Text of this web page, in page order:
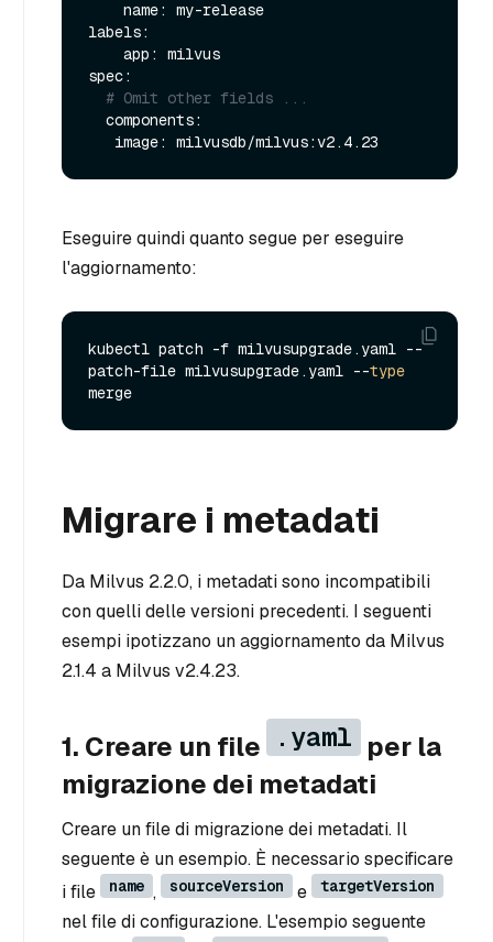
labels:
spec:
# Omit other fields ...
Eseguire quindi quanto segue per eseguire
l'aggiornamento:
kubectl patch -f milvusupgrade.yaml --
patch-file milvusupgrade.yaml --type
Migrare i metadati
Da Milvus 2.2.0, i metadati sono incompatibili
con quelli delle versioni precedenti. I seguenti
esempi ipotizzano un aggiornamento da Milvus
2.1.4 a Milvus v2.4.23.
1. Creare un file .yaml per la
migrazione dei metadati
Creare un file di migrazione dei metadati. Il
seguente è un esempio. È necessario specificare
i file
name , sourceVersion e targetVersion
nel file di configurazione. L'esempio seguente